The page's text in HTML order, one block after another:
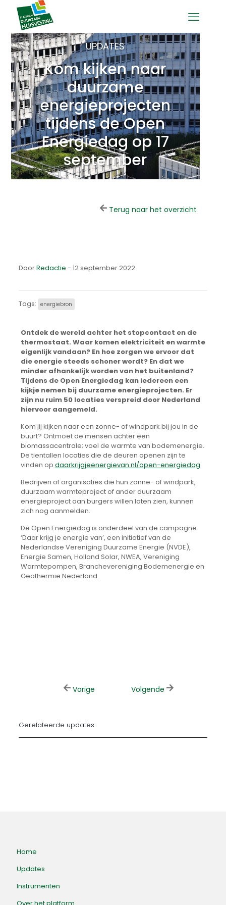
UPDATES
Kom kijken naar
duurzame
energieprojecten
tijdens de Open
Energiedag op 17
september
Terug naar het overzicht
DoorRedactie - 12 september 2022
Tags: energiebron
Ontdek de wereld achter het stopcontact en de
thermostaat. Waar komen elektriciteit en warmte
eigenlijk vandaan? En hoe zorgen we ervoor dat
die energie steeds schoner wordt? En dat we
minder afhankelijk worden van het buitenland?
Tijdens de Open Energiedag kan iedereen een
kijkje nemen bij duurzame energieprojecten. Er
zijn nu ruim 50 locaties verspreid door Nederland
hiervoor aangemeld.
Kom jij kijken naar een zonne- of windpark bij jou in de
buurt? Ontmoet de mensen achter een
biomassacentrale; voel de warmte van bodemenergie.
De tientallen locaties die de deuren openen zijn te
vinden op daarkrijgjeenergievan.nl/open-energiedag.
Bedrijven of organisaties die hun zonne- of windpark,
duurzaam warmteproject of ander duurzaam
energieproject aan burgers willen laten zien, kunnen
zich nog aanmelden.
De Open Energiedag is onderdeel van de campagne
‘Daar krijg je energie van’, een initiatief van de
Nederlandse Vereniging Duurzame Energie (NVDE),
Energie Samen, Holland Solar, NWEA, Vereniging
Warmtepompen, Branchevereniging Bodemenergie en
Geothermie Nederland.
Vorige Volgende
Gerelateerde updates
Home
Updates
Instrumenten